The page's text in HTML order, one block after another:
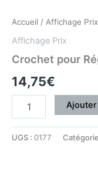
Accueil / Affichage Prix
Affichage Prix
Crochet pour
14,75€
UGS : 0177